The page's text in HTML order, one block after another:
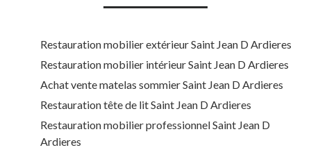
Restauration mobilier extérieur Saint Jean D Ardieres
Restauration mobilier intérieur Saint Jean D Ardieres
Achat vente matelas sommier Saint Jean D Ardieres
Restauration tête de lit Saint Jean D Ardieres
Restauration mobilier professionnel Saint Jean D
Ardieres